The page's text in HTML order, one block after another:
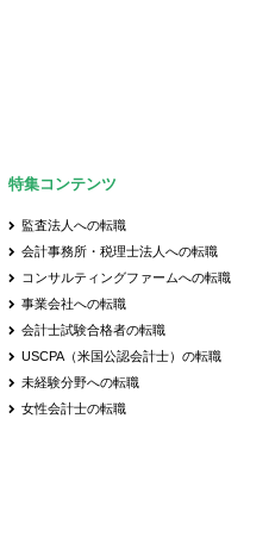
特集コンテンツ
監査法人への転職
会計事務所・税理士法人への転職
コンサルティングファームへの転職
事業会社への転職
会計士試験合格者の転職
USCPA（米国公認会計士）の転職
未経験分野への転職
女性会計士の転職